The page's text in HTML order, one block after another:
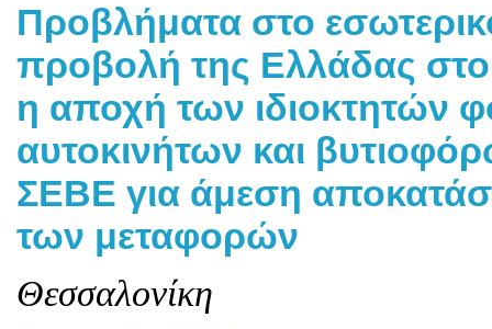
Προβλήματα στο
προβολή της Ελλάδας στο
η αποχή των ιδιοκτητών
αυτοκινήτων και
ΣΕΒΕ για άμεση
των μεταφορών
Θεσσαλονίκη